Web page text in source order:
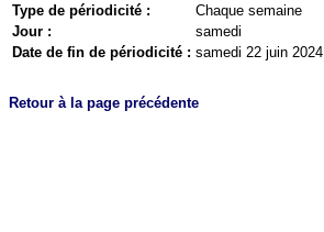
Type de périodicité :
Chaque semaine
Jour :
samedi
Date de fin de périodicité : samedi 22 juin 2024
Retour à la page précédente